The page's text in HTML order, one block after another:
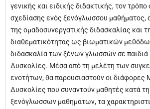
γενικής και ειδικής διδακτικής, τον
σχεδίασης ενός ξενόγλωσσου μαθήματος,
της ομαδοσυνεργατικής διδασκαλίας και
διαθεματικότητας ως βιωματικών
διδασκαλία των ξένων γλωσσών σε
Δυσκολίες. Μέσα από τη μελέτη των
ενοτήτων, θα παρουσιαστούν οι διάφορες
Δυσκολίες που συναντούν μαθητές κατά
ξενόγλωσσων μαθημάτων, τα